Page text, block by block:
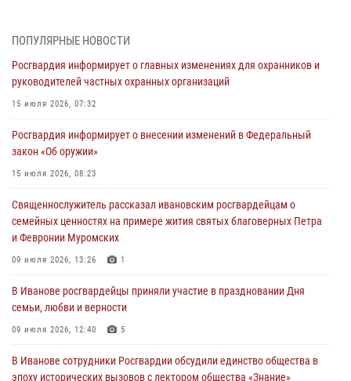
торжественных мероприятиях, посвященных празднованию Дня
Воздушно-десантных войск
02 августа 2026, 11:46
Мероприятия в рамках акции «Каникулы с Росгвардией»
продолжаются в Ивановской области
31 июля 2026, 11:08
В Ивановской области при содействии Росгвардии задержаны
подозреваемые в серии автомобильных краж
30 июля 2026, 12:41
празднования Дня Крещения Руси
28 июля 2026, 08:57
ПОПУЛЯРНЫЕ НОВОСТИ
Росгвардия информирует о главных изменениях для охранников и
руководителей частных охранных организаций
15 июля 2026, 07:32
Росгвардия информирует о внесении изменений в Федеральный
закон «Об оружии»
15 июля 2026, 08:23
Священнослужитель рассказал ивановским росгвардейцам о
семейных ценностях на примере жития святых благоверных Петра
и Февронии Муромских
09 июля 2026, 13:26 1
В Иванове росгвардейцы приняли участие в праздновании Дня
семьи, любви и верности
09 июля 2026, 12:40 5
В Иванове сотрудники Росгвардии обсудили единство общества в
эпоху исторических вызовов с лектором общества «Знание»